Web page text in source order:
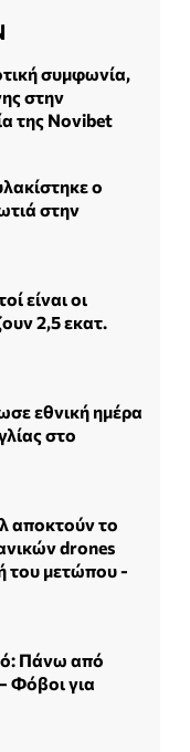
συμφωνία,
στην
της Novibet
ο
στην
είναι οι
2,5 εκατ.
εθνική ημέρα
στο
αποκτούν το
drones
του μετώπου -
Πάνω από
Φόβοι για